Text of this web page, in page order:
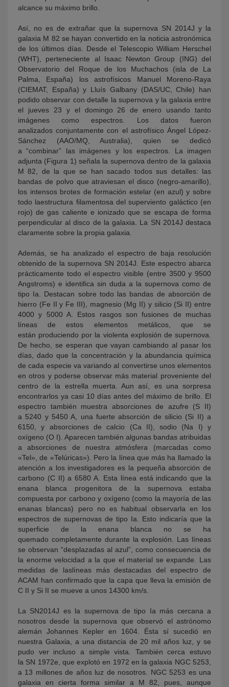
alcance su máximo brillo.
Así, no es de extrañar que la supernova SN 2014J y la
galaxia M 82 se hayan convertido en la noticia astronómica
de los últimos días. Desde el Telescopio William Herschel
(WHT), perteneciente al Isaac Newton Group (ING) del
Observatorio del Roque de los Muchachos (isla de La
Palma, España) los astrofísicos Manuel Moreno-Raya
(CIEMAT, España) y Lluís Galbany (DAS/UC, Chile) han
podido observar con detalle la supernova y la galaxia entre
el jueves 23 y el domingo 26 de enero usando tanto
imágenes como espectros. Los datos fueron
analizados conjuntamente con el astrofísico Ángel López-
Sánchez (AAO/MQ, Australia), quien se dedicó
a “combinar” las imágenes y los espectros. La imagen
adjunta (Figura 1) señala la supernova dentro de la galaxia
M 82, de la que se han sacado todos sus detalles: las
bandas de polvo que atraviesan el disco (negro-amarillo),
los intensos brotes de formación estelar (en azul) y sobre
todo laestructura filamentosa del superviento galáctico (en
rojo) de gas caliente e ionizado que se escapa de forma
perpendicular al disco de la galaxia. La SN 2014J destaca
claramente sobre la propia galaxia.
Además, se ha analizado el espectro de baja resolución
obtenido de la supernova SN 2014J. Este espectro abarca
prácticamente todo el espectro visible (entre 3500 y 9500
Angstroms) e identifica sin duda a la supernova como de
tipo Ia. Destacan sobre todo las bandas de absorción de
hierro (Fe II y Fe III), magnesio (Mg II) y silicio (Si II) entre
4000 y 5000 A. Estos rasgos son fusiones de muchas
líneas de estos elementos metálicos, que se
están produciendo por la violenta explosión de supernova.
De hecho, se esperan que vayan cambiando al pasar los
días, dado que la concentración y la abundancia química
de cada especie va variando al convertirse unos elementos
en otros y poderse observar más material proveniente del
centro de la estrella muerta. Aun así, es una sorpresa
encontrarlos ya casi 10 días antes del máximo de brillo. El
espectro también muestra absorciones de azufre (S II)
a 5240 y 5450 A, una fuerte absorción de silicio (Si II) a
6150, y absorciones de calcio (Ca II), sodio (Na I) y
oxígeno (O I). Aparecen también algunas bandas atribuidas
a absorciones de nuestra atmósfera (marcadas como
«Tel», de «Telúricas»). Pero la línea que más ha llamado la
atención a los investigadores es la pequeña absorción de
carbono (C II) a 6580 A. Esta línea está indicando que la
enana blanca progenitora de la supernova estaba
compuesta por carbono y oxígeno (como la mayoría de las
enanas blancas) pero no es habitual observarla en los
espectros de supernovas de tipo Ia. Esto indicaría que la
superficie de la enana blanca no se ha
quemado completamente durante la explosión. Las líneas
se observan “desplazadas al azul”, como consecuencia de
la enorme velocidad a la que el material se expande. Las
medidas de laslíneas más destacadas del espectro de
ACAM han confirmado que la capa que lleva la emisión de
C II y Si II se mueve a unos 14300 km/s.
La SN2014J es la supernova de tipo Ia más cercana a
nosotros desde la supernova que observó el astrónomo
alemán Johannes Kepler en 1604. Ésta sí sucedió en
nuestra Galaxia, a una distancia de 20 mil años luz, y se
pudo ver incluso a simple vista. También cerca estuvo
la SN 1972e, que explotó en 1972 en la galaxia NGC 5253,
a 13 millones de años luz de nosotros. NGC 5253 es una
galaxia en cierta forma similar a M 82, pues, aunque